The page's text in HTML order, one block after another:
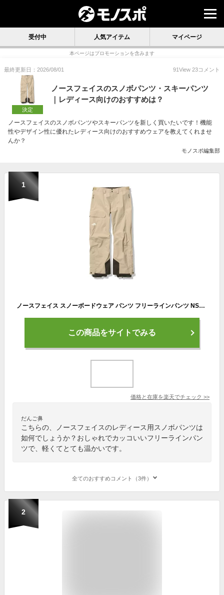
受付中 人気アイテム マイページ
本ページはプロモーションを含みます
最終更新日：2026/08/01 91View 23コメント
決定
ノースフェイスのスノボパンツ・スキーパンツ
｜レディース向けのおすすめは？
ノースフェイスのスノボパンツやスキーパンツを新しく買いたいです！機能
性やデザイン性に優れたレディース向けのおすすめウェアを教えてくれませ
んか？
モノスポ編集部
1
ノースフェイス スノーボードウェア パンツ フリーラインパンツ NS62105 FX(フラックス) THE NORTH FACE
この商品をサイトでみる
価格と在庫を楽天でチェック >>
だんご鼻
こちらの、ノースフェイスのレディース用スノボパンツは
如何でしょうか？おしゃれでカッコいいフリーラインパン
ツで、軽くてとても温かいです。
全てのおすすめコメント（3件）
2